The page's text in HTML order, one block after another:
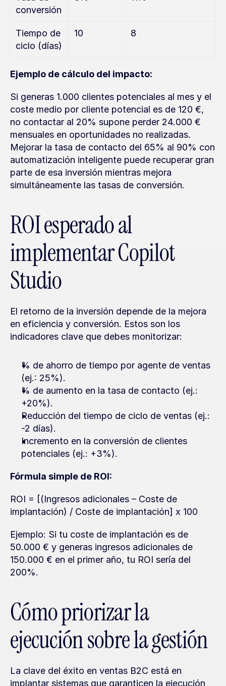
conversión
Tiempo de
ciclo (días)
10 8
Ejemplo de cálculo del impacto:
Si generas 1.000 clientes potenciales al mes y el
coste medio por cliente potencial es de 120 €,
no contactar al 20% supone perder 24.000 €
mensuales en oportunidades no realizadas.
Mejorar la tasa de contacto del 65% al 90% con
automatización inteligente puede recuperar gran
parte de esa inversión mientras mejora
simultáneamente las tasas de conversión.
ROI esperado al
implementar Copilot
Studio
El retorno de la inversión depende de la mejora
en eficiencia y conversión. Estos son los
indicadores clave que debes monitorizar:
% de ahorro de tiempo por agente de ventas
(ej.: 25%).
% de aumento en la tasa de contacto (ej.:
+20%).
Reducción del tiempo de ciclo de ventas (ej.:
-2 días).
Incremento en la conversión de clientes
potenciales (ej.: +3%).
Fórmula simple de ROI:
ROI = [(Ingresos adicionales – Coste de
implantación) / Coste de implantación] x 100
Ejemplo: Si tu coste de implantación es de
50.000 € y generas ingresos adicionales de
150.000 € en el primer año, tu ROI sería del
200%.
Cómo priorizar la
ejecución sobre la gestión
La clave del éxito en ventas B2C está en
implantar sistemas que garanticen la ejecución